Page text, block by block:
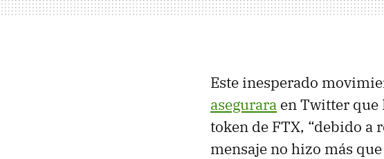
Este inesperado
asegurara en Twitter que
token de FTX, “debido a
mensaje no hizo más